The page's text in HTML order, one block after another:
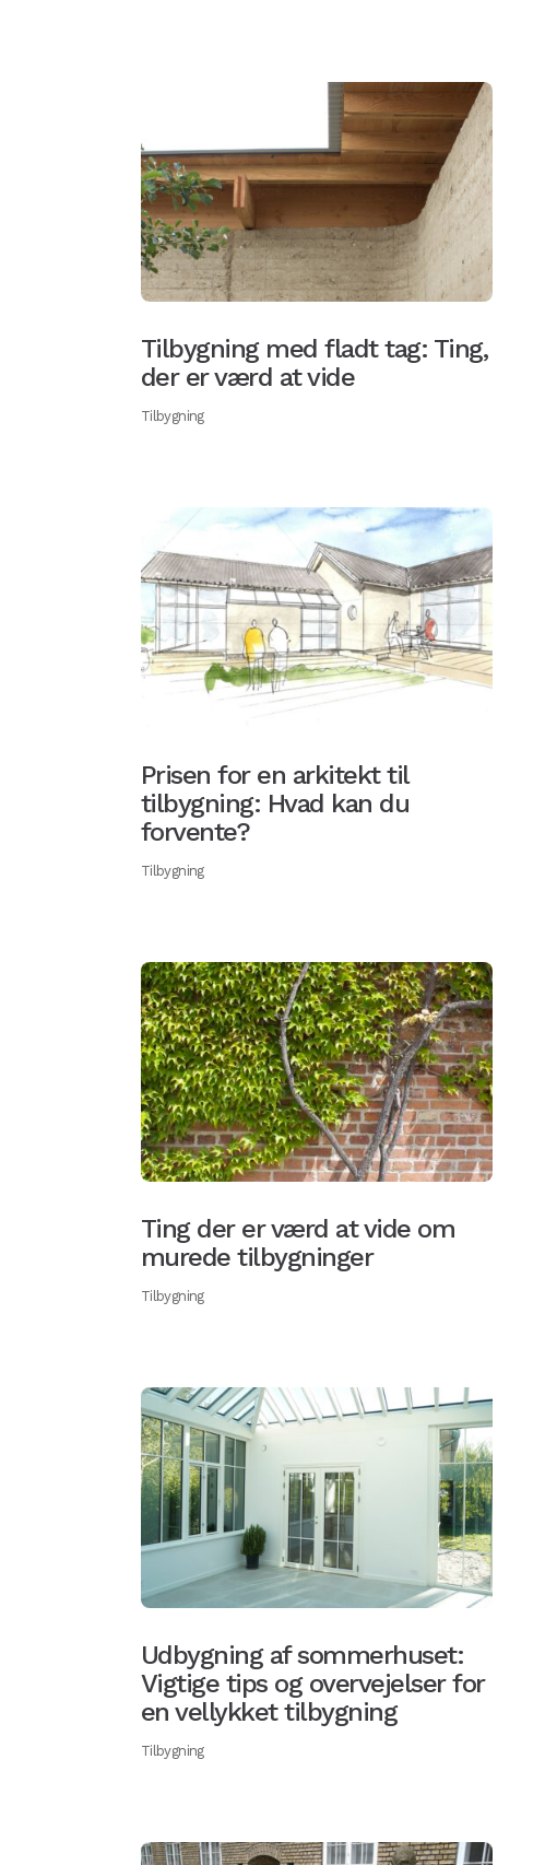
Tilbygning med fladt tag: Ting,
der er værd at vide
Tilbygning
Prisen for en arkitekt til
tilbygning: Hvad kan du
forvente?
Tilbygning
Ting der er værd at vide om
murede tilbygninger
Tilbygning
Udbygning af sommerhuset:
Vigtige tips og overvejelser for
en vellykket tilbygning
Tilbygning